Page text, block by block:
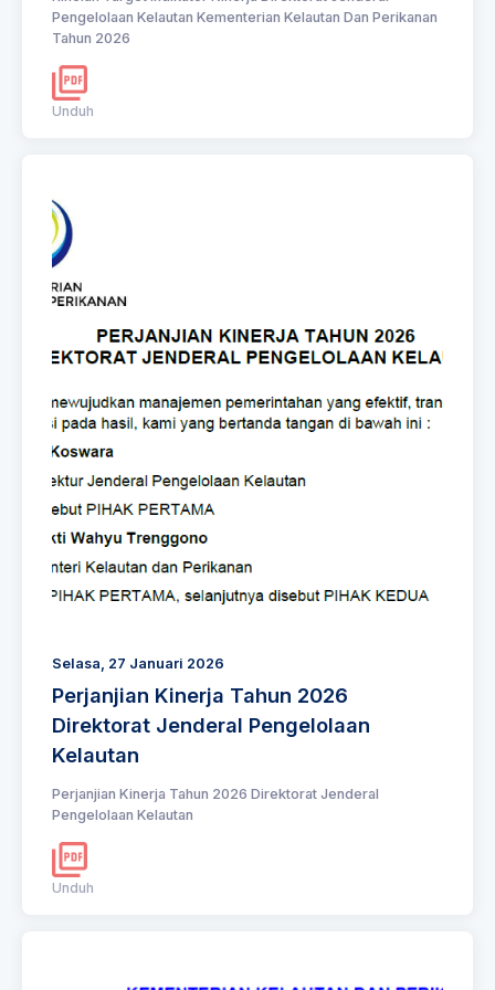
Pengelolaan Kelautan Kementerian Kelautan Dan Perikanan
Tahun 2026
Unduh
Selasa, 27 Januari 2026
Perjanjian Kinerja Tahun 2026
Direktorat Jenderal Pengelolaan
Kelautan
Perjanjian Kinerja Tahun 2026 Direktorat Jenderal
Pengelolaan Kelautan
Unduh